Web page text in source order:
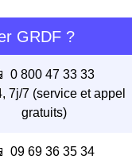
GRDF ?
0 800 47 33 33
7j/7 (service et appel
gratuits)
09 69 36 35 34